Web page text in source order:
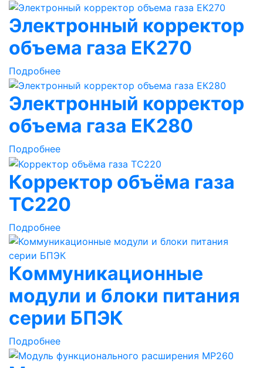
Электронный корректор
объема газа ЕК270
Подробнее
Электронный корректор
объема газа ЕК280
Подробнее
Корректор объёма газа
ТС220
Подробнее
Коммуникационные
модули и блоки питания
серии БПЭК
Подробнее